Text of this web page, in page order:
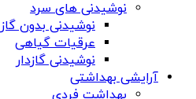
نوشیدنی های سرد
نوشیدنی بدون گاز
عرقیات گیاهی
نوشیدنی گازدار
آرایشی بهداشتی
بهداشت فردی